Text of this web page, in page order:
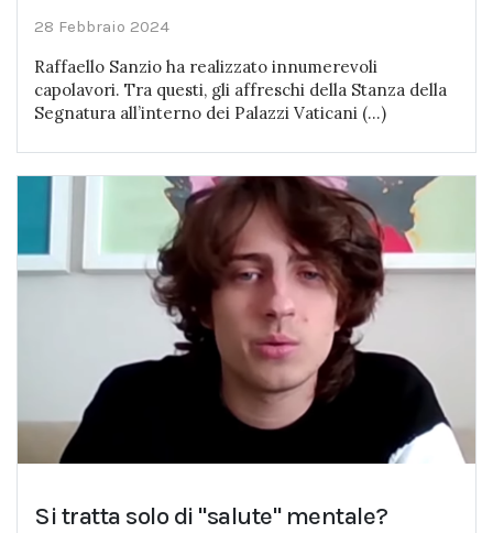
28 Febbraio 2024
Raffaello Sanzio ha realizzato innumerevoli
capolavori. Tra questi, gli affreschi della Stanza della
Segnatura all’interno dei Palazzi Vaticani (...)
Si tratta solo di "salute" mentale?